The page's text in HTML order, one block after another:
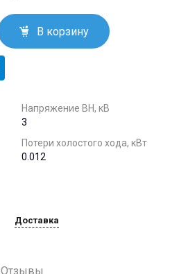
В корзину
Напряжение ВН, кВ
3
Потери холостого хода, кВт
0.012
Доставка
Отзывы